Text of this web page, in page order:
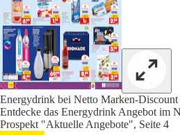
Energydrink bei Netto Marken-
Entdecke das Energydrink Angebot im
Prospekt "Aktuelle Angebote", Seite 4